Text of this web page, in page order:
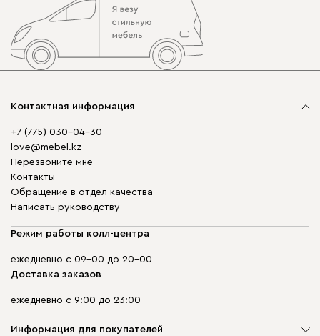
Контактная информация
+7 (775) 030-04-30
love@mebel.kz
Перезвоните мне
Контакты
Обращение в отдел качества
Написать руководству
Режим работы колл-центра
ежедневно с 09-00 до 20-00
Доставка заказов
ежедневно с 9:00 до 23:00
Информация для покупателей